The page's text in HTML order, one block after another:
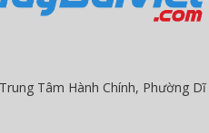
Tâm Hành Chính, Phường Dĩ